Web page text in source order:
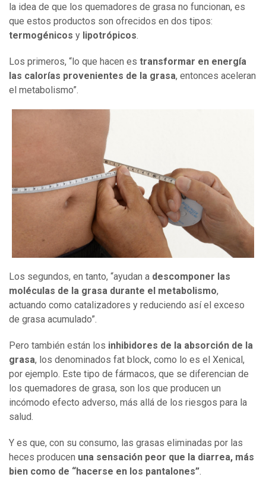
la idea de que los quemadores de grasa no funcionan, es
que estos productos son ofrecidos en dos tipos:
termogénicos y lipotrópicos.
Los primeros, “lo que hacen es transformar en energía
las calorías provenientes de la grasa, entonces aceleran
el metabolismo”.
Los segundos, en tanto, “ayudan a descomponer las
moléculas de la grasa durante el metabolismo,
actuando como catalizadores y reduciendo así el exceso
de grasa acumulado”.
Pero también están los inhibidores de la absorción de la
grasa, los denominados fat block, como lo es el Xenical,
por ejemplo. Este tipo de fármacos, que se diferencian de
los quemadores de grasa, son los que producen un
incómodo efecto adverso, más allá de los riesgos para la
salud.
Y es que, con su consumo, las grasas eliminadas por las
heces producen una sensación peor que la diarrea, más
bien como de “hacerse en los pantalones”.